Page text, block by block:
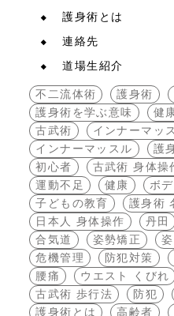
護身術とは
連絡先
道場生紹介
不二流体術 護身術
護身術を学ぶ意味
健
古武術
インナーマッ
インナーマッスル
護
初心者
古武術 身体操
運動不足
健康 ボ
子どもの教育
護身術
日本人 身体操作
丹田
合気道
姿勢矯正
危機管理
防犯対策
腰痛
ウエスト くびれ
古武術 歩行法
防犯
護身術とは
高齢者